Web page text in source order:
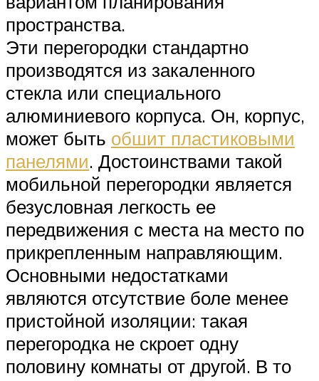
пространства.
Эти перегородки стандартно
производятся из закаленного
стекла или специального
алюминиевого корпуса. Он, корпус,
может быть обшит пластиковыми
панелями. Достоинствами такой
мобильной перегородки является
безусловная легкость ее
передвижения с места на место по
прикрепленным направляющим.
Основными недостатками
являются отсутствие боле менее
пристойной изоляции: такая
перегородка не скроет одну
половину комнаты от другой. В то